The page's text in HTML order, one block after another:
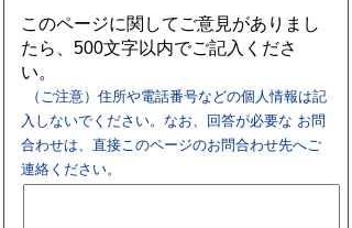
このページに関してご意見がありまし
たら、500文字以内でご記入くださ
い。
（ご注意）住所や電話番号などの個人情報は記
入しないでください。なお、回答が必要な お問
合わせは、直接このページのお問合わせ先へご
連絡ください。